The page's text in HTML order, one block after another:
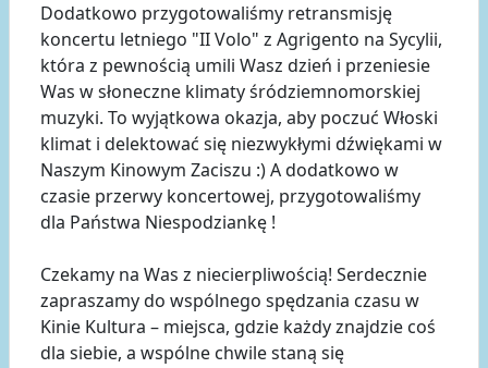
Dodatkowo przygotowaliśmy retransmisję
koncertu letniego "II Volo" z Agrigento na Sycylii,
która z pewnością umili Wasz dzień i przeniesie
Was w słoneczne klimaty śródziemnomorskiej
muzyki. To wyjątkowa okazja, aby poczuć Włoski
klimat i delektować się niezwykłymi dźwiękami w
Naszym Kinowym Zaciszu :) A dodatkowo w
czasie przerwy koncertowej, przygotowaliśmy
dla Państwa Niespodziankę !
Czekamy na Was z niecierpliwością! Serdecznie
zapraszamy do wspólnego spędzania czasu w
Kinie Kultura – miejsca, gdzie każdy znajdzie coś
dla siebie, a wspólne chwile staną się